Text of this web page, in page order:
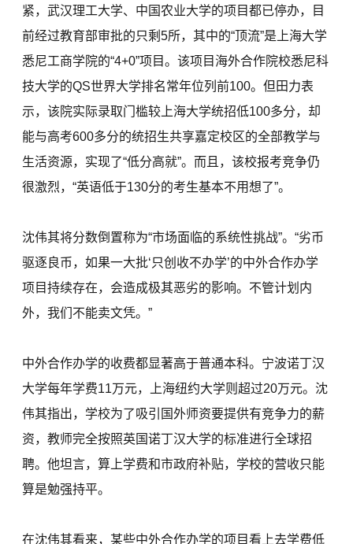
紧，武汉理工大学、中国农业大学的项目都已停办，目
前经过教育部审批的只剩5所，其中的“顶流”是上海大学
悉尼工商学院的“4+0”项目。该项目海外合作院校悉尼科
技大学的QS世界大学排名常年位列前100。但田力表
示，该院实际录取门槛较上海大学统招低100多分，却
能与高考600多分的统招生共享嘉定校区的全部教学与
生活资源，实现了“低分高就”。而且，该校报考竞争仍
很激烈，“英语低于130分的考生基本不用想了”。
沈伟其将分数倒置称为“市场面临的系统性挑战”。“劣币
驱逐良币，如果一大批‘只创收不办学’的中外合作办学
项目持续存在，会造成极其恶劣的影响。不管计划内
外，我们不能卖文凭。”
中外合作办学的收费都显著高于普通本科。宁波诺丁汉
大学每年学费11万元，上海纽约大学则超过20万元。沈
伟其指出，学校为了吸引国外师资要提供有竞争力的薪
资，教师完全按照英国诺丁汉大学的标准进行全球招
聘。他坦言，算上学费和市政府补贴，学校的营收只能
算是勉强持平。
在沈伟其看来，某些中外合作办学的项目看上去学费低